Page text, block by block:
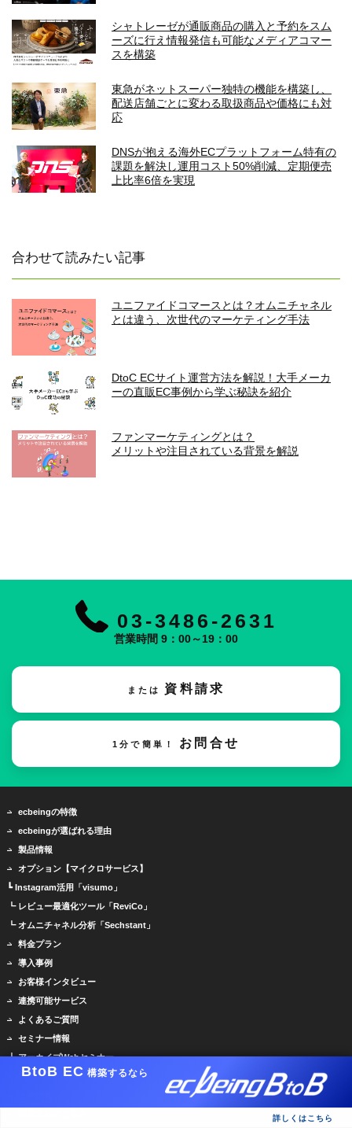
BtoB EC 構築するなら
詳しくはこちら
シャトレーゼが通販商品の購入と予約をスム
ーズに行え情報発信も可能なメディアコマー
スを構築
東急がネットスーパー独特の機能を構築し、
配送店舗ごとに変わる取扱商品や価格にも対
応
DNSが抱える海外ECプラットフォーム特有の
課題を解決し運用コスト50%削減、定期便売
上比率6倍を実現
合わせて読みたい記事
ユニファイドコマースとは？オムニチャネル
とは違う、次世代のマーケティング手法
DtoC ECサイト運営方法を解説！大手メーカ
ーの直販EC事例から学ぶ秘訣を紹介
ファンマーケティングとは？
メリットや注目されている背景を解説
03-3486-2631
営業時間 9：00～19：00
または 資料請求
1分で簡単！ お問合せ
ecbeingの特徴
ecbeingが選ばれる理由
製品情報
オプション【マイクロサービス】
┗ Instagram活用「visumo」
┗ レビュー最適化ツール「ReviCo」
┗ オムニチャネル分析「Sechstant」
料金プラン
導入事例
お客様インタビュー
連携可能サービス
よくあるご質問
セミナー情報
┗ アーカイブWebセミナー
ECノウハウ記事一覧